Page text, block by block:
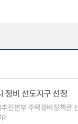
정비 선도지구 선정
진본부 주택정비정책관